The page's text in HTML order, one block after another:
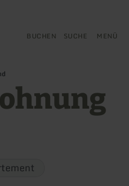
BUCHEN SUCHE MENÜ